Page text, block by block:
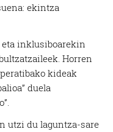
ekintza
eta inklusiboarekin
Horren
kideak
duela
utzi du laguntza-sare